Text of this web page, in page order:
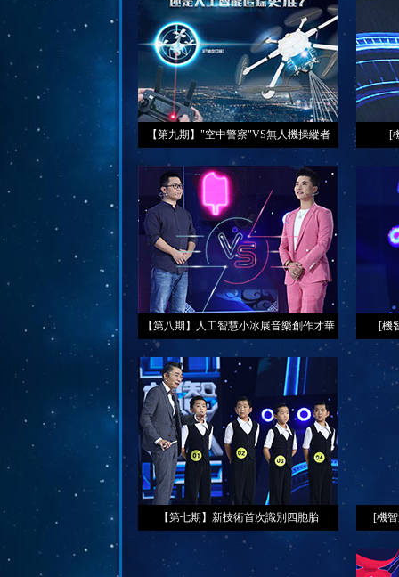
【第九期】"空中警察"VS無人機操縱者 [
【第八期】人工智慧小冰展音樂創作才華 [機
【第七期】新技術首次識別四胞胎 [機